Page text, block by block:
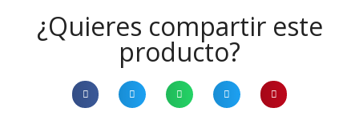
¿Quieres compartir este
producto?